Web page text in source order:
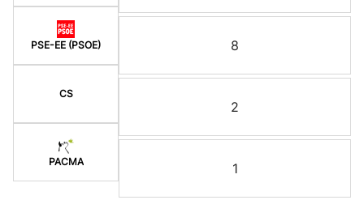
PSE-EE (PSOE)
CS
PACMA
8
2
1